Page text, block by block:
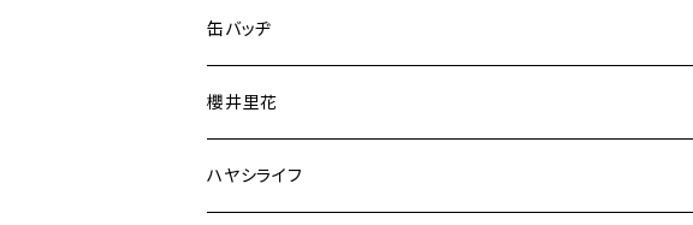
缶バッヂ
櫻井里花
ハヤシライフ